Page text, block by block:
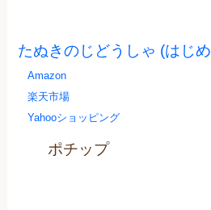
たぬきのじどうしゃ (はじ
Amazon
楽天市場
Yahooショッピング
ポチップ